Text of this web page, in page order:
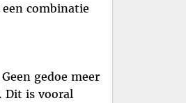
combinatie
gedoe meer
Dit is vooral